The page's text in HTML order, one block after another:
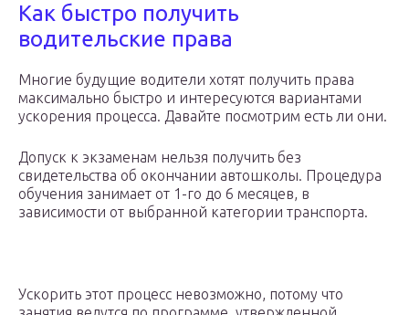
Как быстро получить
водительские права
Многие будущие водители хотят получить права
максимально быстро и интересуются вариантами
ускорения процесса. Давайте посмотрим есть ли они.
Допуск к экзаменам нельзя получить без
свидетельства об окончании автошколы. Процедура
обучения занимает от 1-го до 6 месяцев, в
зависимости от выбранной категории транспорта.
Ускорить этот процесс невозможно, потому что